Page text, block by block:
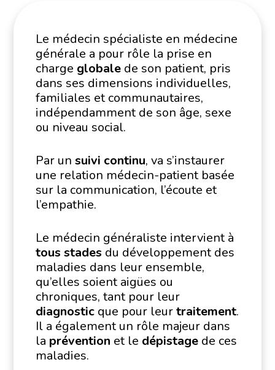
Le médecin spécialiste en médecine
générale a pour rôle la prise en
charge globale de son patient, pris
dans ses dimensions individuelles,
familiales et communautaires,
indépendamment de son âge, sexe
ou niveau social.
Par unsuivi continu, va s’instaurer
une relation médecin-patient basée
sur la communication, l’écoute et
l’empathie.
Le médecin généraliste intervient à
tous stades du développement des
maladies dans leur ensemble,
qu’elles soient aigües ou
chroniques, tant pour leur
diagnostic que pour leurtraitement.
Il a également un rôle majeur dans
la prévention et le dépistage de ces
maladies.